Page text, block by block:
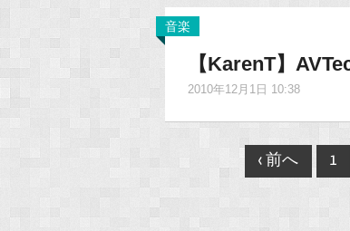
音楽
【KarenT】
2010年12月1日 10:38
navigation
‹ 前へ 1